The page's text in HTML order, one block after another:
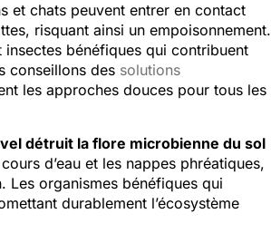
et chats peuvent entrer en contact
risquant ainsi un empoisonnement.
bénéfiques qui contribuent
conseillons des solutions
les approches douces pour tous les
détruit la flore microbienne du sol
d’eau et les nappes phréatiques,
Les organismes bénéfiques qui
durablement l’écosystème